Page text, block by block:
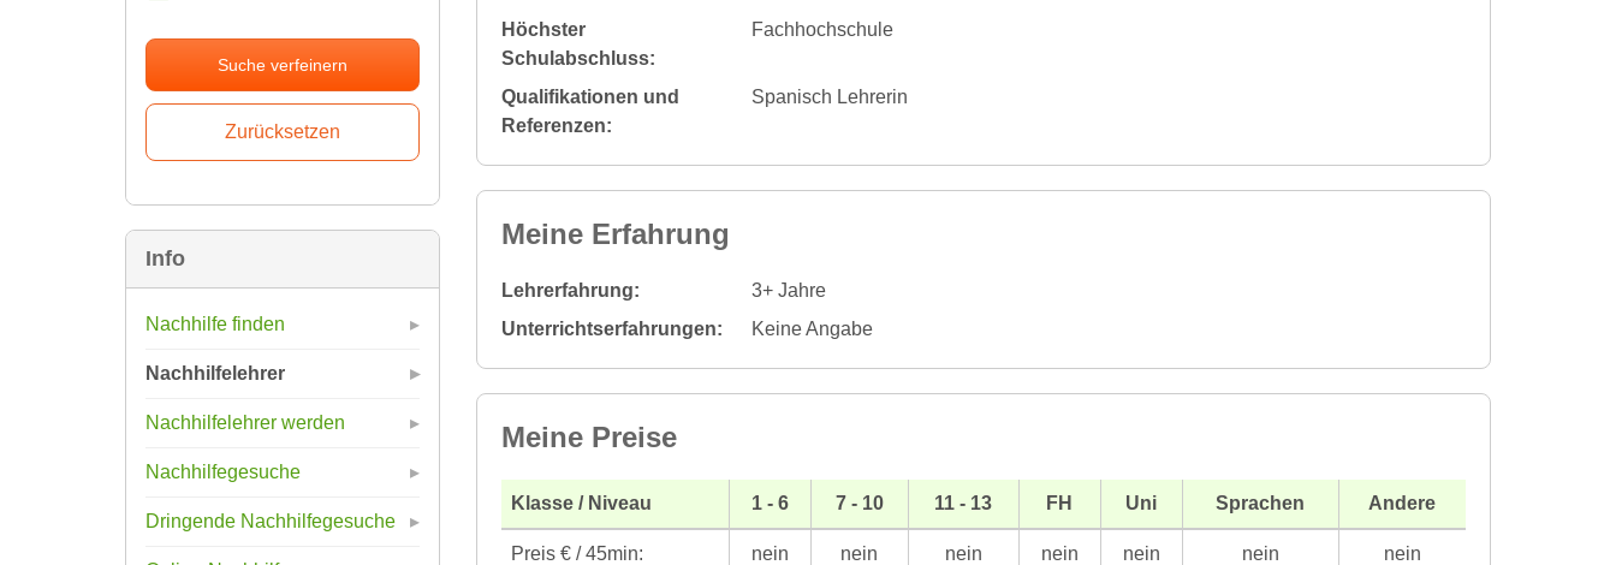
Suche verfeinern
Info
Nachhilfe finden
Nachhilfelehrer
Nachhilfelehrer werden
Nachhilfegesuche
Dringende Nachhilfegesuche
Höchster
Schulabschluss:
Fachhochschule
Qualifikationen und
Referenzen:
Spanisch Lehrerin
Meine Erfahrung
Lehrerfahrung:
3+ Jahre
Unterrichtserfahrungen:
Keine Angabe
Meine Preise
Klasse / Niveau 1 - 6 7 - 10 11 - 13 FH Uni Sprachen Andere
Preis € / 45min: nein nein nein nein nein nein nein